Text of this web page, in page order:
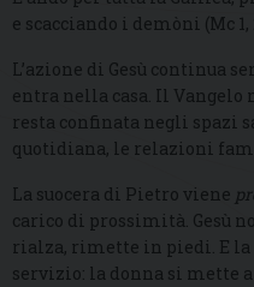
e scacciando i demòni (Mc 1,
L’azione di Gesù continua
entra nella casa. Il Vangelo
resta confinata negli spazi
quotidiana, le relazioni
La suocera di Pietro viene
carico di prossimità. Gesù
rialza, rimette in piedi. E la
servizio: la donna si mette